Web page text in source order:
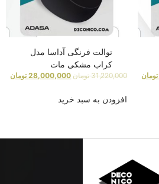
تومان
توالت فرنگی آداسا مدل
کراب مشکی مات
31,220,000 تومان 28,000,000 تومان
افزودن به سبد خرید